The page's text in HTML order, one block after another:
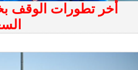
أخر تطورات الوقف